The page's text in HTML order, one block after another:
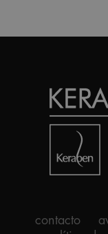
contacto